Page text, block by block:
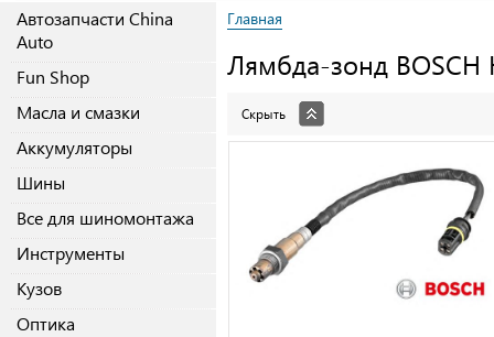
Автозапчасти China
Auto
Fun Shop
Масла и смазки
Аккумуляторы
Шины
Все для шиномонтажа
Инструменты
Кузов
Оптика
Главная
Лямбда-зонд BOSCH
Скрыть